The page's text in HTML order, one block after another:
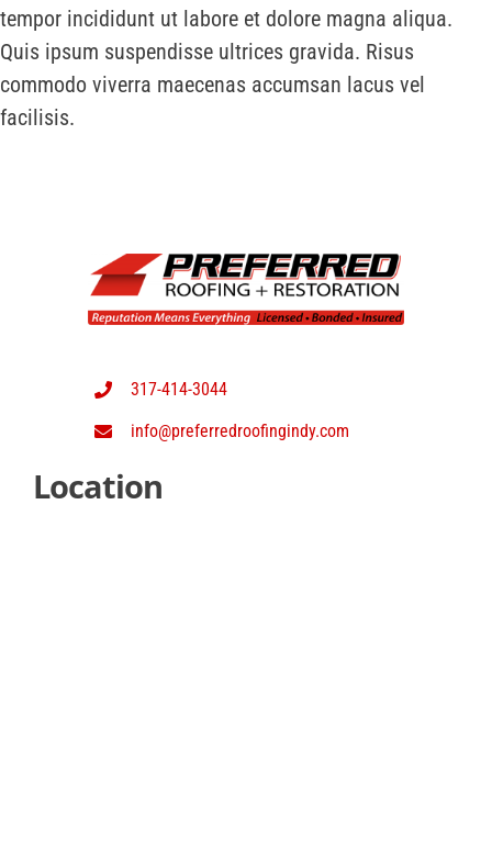
tempor incididunt ut labore et dolore magna aliqua.
Quis ipsum suspendisse ultrices gravida. Risus
commodo viverra maecenas accumsan lacus vel
facilisis.
317-414-3044
info@preferredroofingindy.com
Location